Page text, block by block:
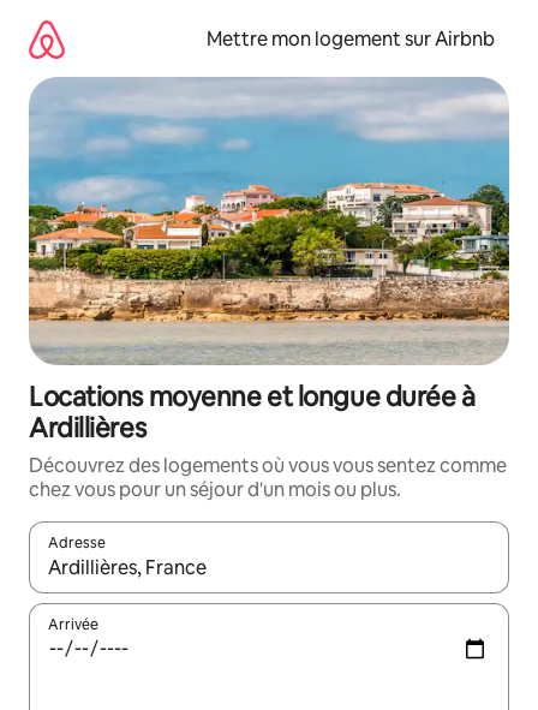
directement
contenu
Mettre mon logement sur Airbnb
Locations moyenne et longue durée à
Ardillières
Découvrez des logements où vous vous sentez comme
chez vous pour un séjour d'un mois ou plus.
Adresse
Lorsque les résultats s'affichent, utilisez les flèches vers le
Arrivée